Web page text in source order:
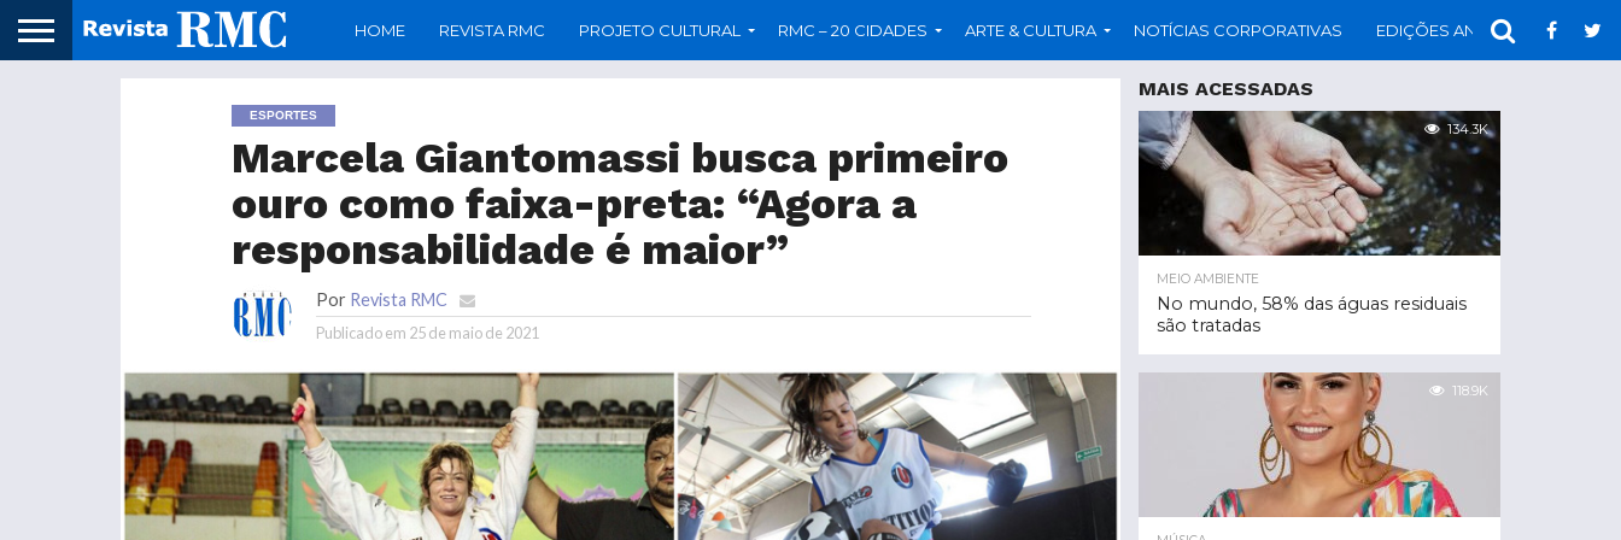
HOME REVISTA RMC PROJETO CULTURAL RMC – 20 CIDADES ARTE & CULTURA NOTÍCIAS CORPORATIVAS EDIÇÕES ANTERIORES
ESPORTES
Marcela Giantomassi busca primeiro
ouro como faixa-preta: “Agora a
responsabilidade é maior”
Por Revista RMC
Publicado em 25 de maio de 2021
MAIS ACESSADAS
134.3K
MEIO AMBIENTE
No mundo, 58% das águas residuais
são tratadas
118.9K